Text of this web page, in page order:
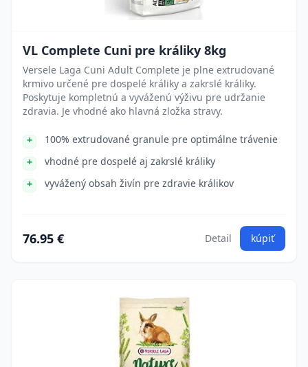
VL Complete Cuni pre králiky 8kg
Versele Laga Cuni Adult Complete je plne extrudované
krmivo určené pre dospelé králiky a zakrslé králiky.
Poskytuje kompletnú a vyváženú výživu pre udržanie
zdravia. Je vhodné ako hlavná zložka stravy.
100% extrudované granule pre optimálne trávenie
vhodné pre dospelé aj zakrslé králiky
vyvážený obsah živín pre zdravie králikov
76.95 € Detail kúpiť